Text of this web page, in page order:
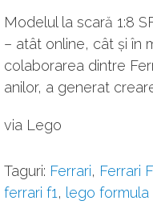
Modelul la scară 1:8
– atât online, cât și în
colaborarea dintre
anilor, a generat
via Lego
Taguri: Ferrari, Ferrari
ferrari f1 , lego formula